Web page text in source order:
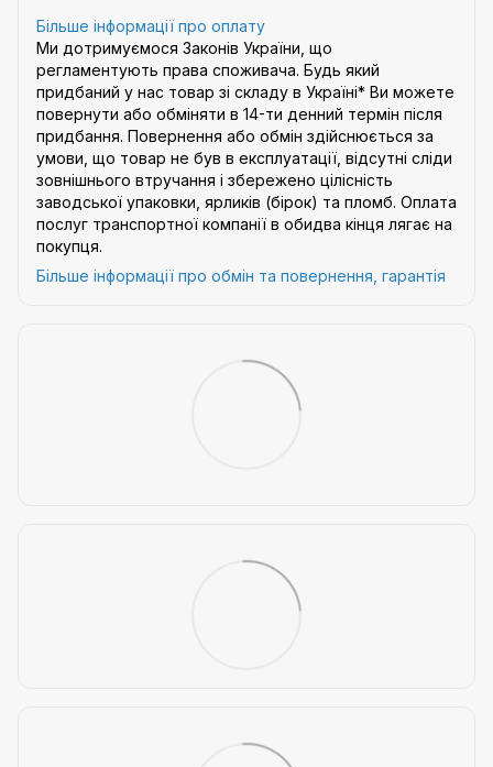
Більше інформації про оплату
Ми дотримуємося Законів України, що
регламентують права споживача. Будь який
придбаний у нас товар зі складу в Україні* Ви можете
повернути або обміняти в 14-ти денний термін після
придбання. Повернення або обмін здійснюється за
умови, що товар не був в експлуатації, відсутні сліди
зовнішнього втручання і збережено цілісність
заводської упаковки, ярликів (бірок) та пломб. Оплата
послуг транспортної компанії в обидва кінця лягає на
покупця.
Більше інформації про обмін та повернення, гарантія